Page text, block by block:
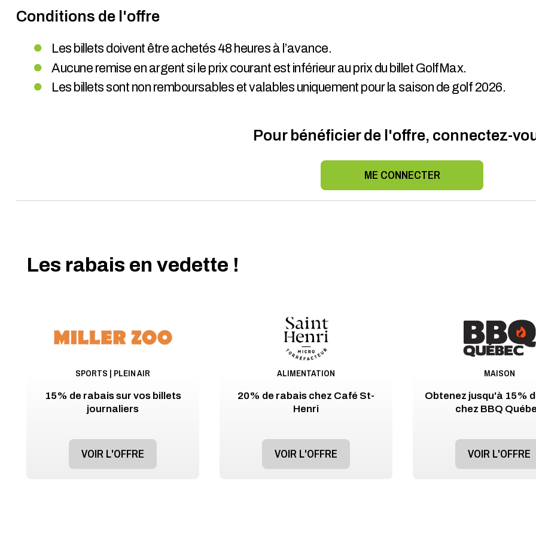
Conditions de l'offre
Les billets doivent être achetés 48 heures à l’avance.
Aucune remise en argent si le prix courant est inférieur au prix du billet GolfMax.
Les billets sont non remboursables et valables uniquement pour la saison de golf 2026.
Pour bénéficier de l'offre, connectez-
ME CONNECTER
Les rabais en vedette !
SPORTS | PLEIN AIR
15% de rabais sur vos billets
journaliers
VOIR L'OFFRE
ALIMENTATION
20% de rabais chez Café St-
Henri
VOIR L'OFFRE
MAISON
Obtenez jusqu'à 15%
chez BBQ
VOIR L'OFFRE